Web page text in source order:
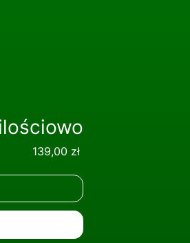
139,00 złCena